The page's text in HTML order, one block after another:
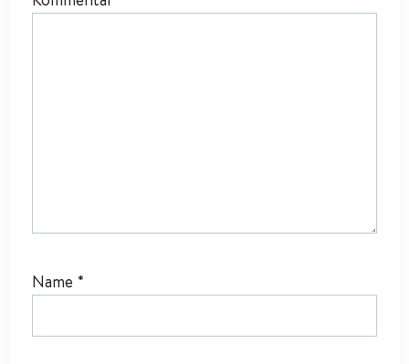
Name *